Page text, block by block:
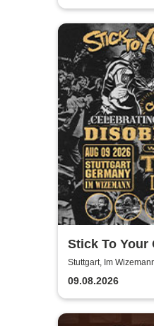
Stick To Your
Disobedient
Show
Stuttgart, Im
09.08.2026